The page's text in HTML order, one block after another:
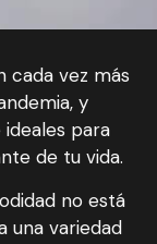
cada vez más
y
para
de tu vida.
no está
una variedad